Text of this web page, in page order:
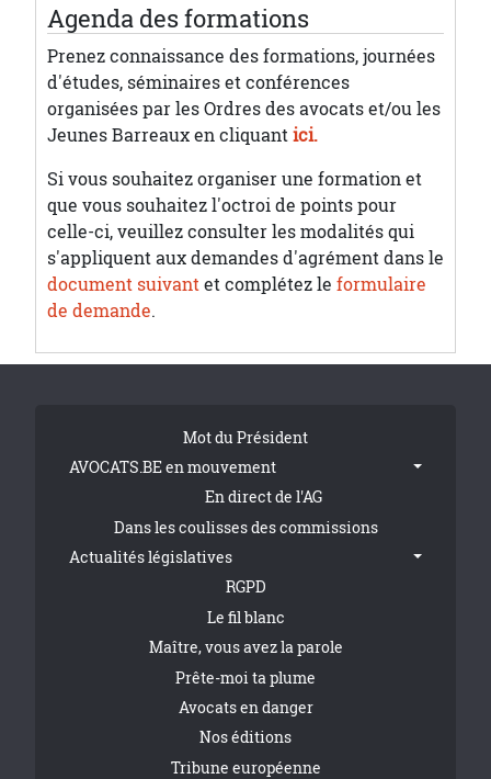
Agenda des formations
Prenez connaissance des formations, journées
d'études, séminaires et conférences
organisées par les Ordres des avocats et/ou les
Jeunes Barreaux en cliquantici.
Si vous souhaitez organiser une formation et
que vous souhaitez l'octroi de points pour
celle-ci, veuillez consulter les modalités qui
s'appliquent aux demandes d'agrément dans le
document suivantet complétez le formulaire
de demande.
Tribune FooterMot du Président
AVOCATS.BE en mouvement
En direct de l'AG
Dans les coulisses des commissions
Actualités législatives
RGPD
Le fil blanc
Maître, vous avez la parole
Prête-moi ta plume
Avocats en danger
Nos éditions
Tribune européenne